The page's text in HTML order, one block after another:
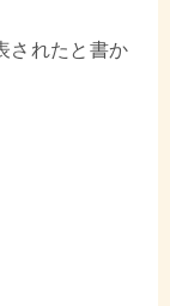
されたと書か